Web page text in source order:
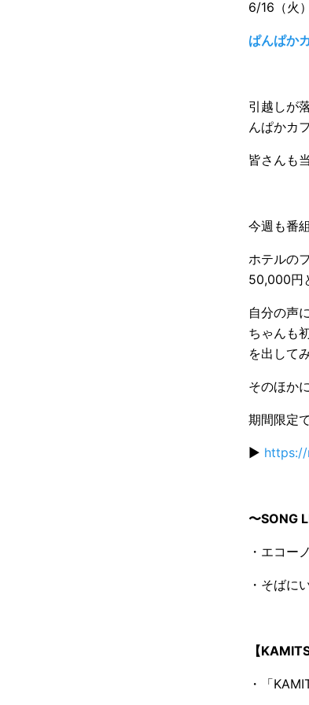
6/16（火
ぱんぱか
引越しが
んぱかカ
皆さんも
今週も番
ホテルの
50,000円
自分の声
ちゃんも
を出して
そのほか
期間限定
▶️
〜SONG
・エコー
・そばに
【
・「